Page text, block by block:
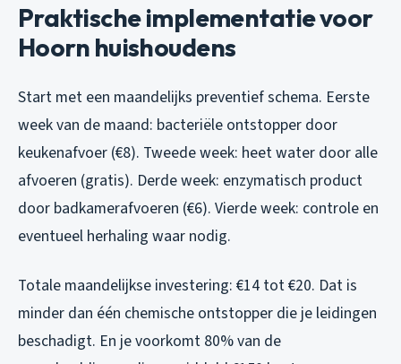
Praktische implementatie voor
Hoorn huishoudens
Start met een maandelijks preventief schema. Eerste
week van de maand: bacteriële ontstopper door
keukenafvoer (€8). Tweede week: heet water door alle
afvoeren (gratis). Derde week: enzymatisch product
door badkamerafvoeren (€6). Vierde week: controle en
eventueel herhaling waar nodig.
Totale maandelijkse investering: €14 tot €20. Dat is
minder dan één chemische ontstopper die je leidingen
beschadigt. En je voorkomt 80% van de